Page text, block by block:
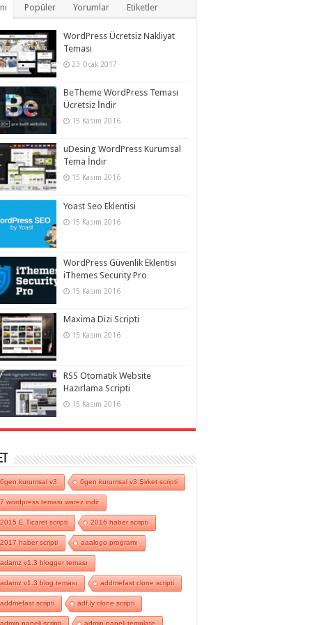
Popüler Yorumlar Etiketler
WordPress Ücretsiz Nakliyat
Teması
23 Ocak 2017
BeTheme WordPress Teması
Ücretsiz İndir
15 Kasım 2016
uDesing WordPress Kurumsal
Tema İndir
15 Kasım 2016
Yoast Seo Eklentisi
15 Kasım 2016
WordPress Güvenlik Eklentisi
iThemes Security Pro
15 Kasım 2016
Maxima Dizi Scripti
15 Kasım 2016
RSS Otomatik Website
Hazırlama Scripti
15 Kasım 2016
6gen kurumsal v3 6gen kurumsal v3 Şirket scripti
7 wordpress teması warez indir
2015 E Ticaret scripti 2016 haber scripti
2017 haber scripti aaalogo programı
adamz v1.3 blogger teması
adamz v1.3 blog teması addmefast clone scripti
addmefast scripti adf.ly clone scripti
admin paneli scripti admin paneli template